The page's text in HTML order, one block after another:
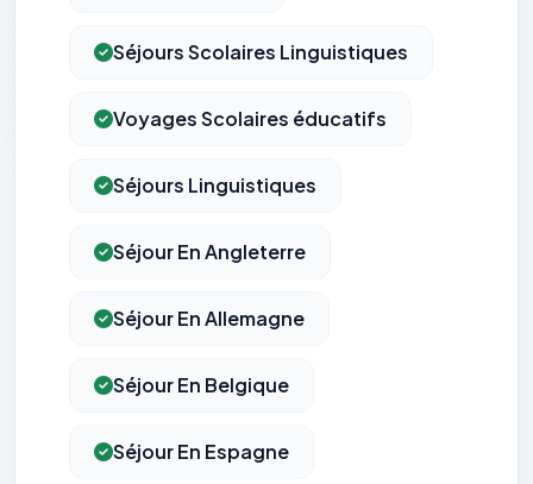
Séjours Scolaires Linguistiques
Voyages Scolaires éducatifs
Séjours Linguistiques
Séjour En Angleterre
Séjour En Allemagne
Séjour En Belgique
Séjour En Espagne